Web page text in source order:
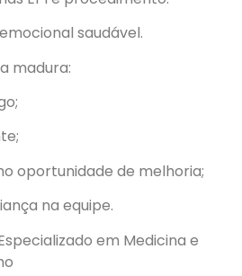
saudável.
madura:
oportunidade de melhoria;
na equipe.
em Medicina e